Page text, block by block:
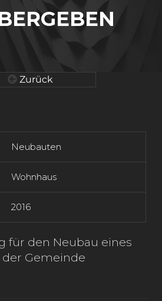
Zurück
Neubauten
Wohnhaus
2016
für den Neubau eines
Gemeinde